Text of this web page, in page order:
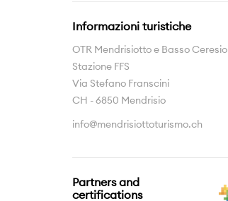
Informazioni turistiche
OTR Mendrisiotto e Basso Ceresio
Stazione FFS
Via Stefano Franscini
CH - 6850 Mendrisio
info@mendrisiottoturismo.ch
Partners and
certifications